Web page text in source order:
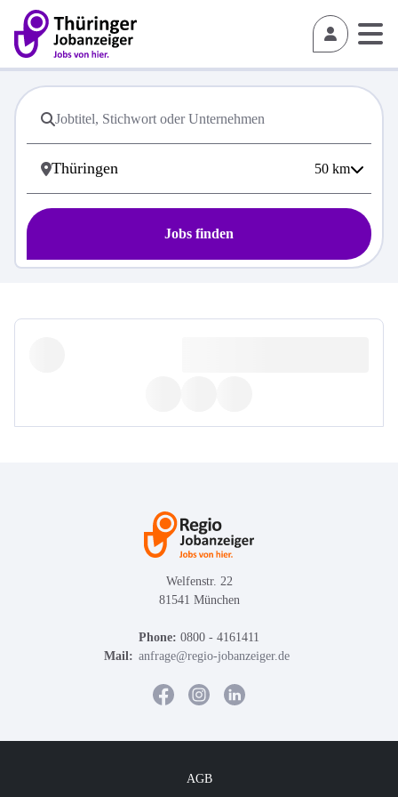
50 km
Jobs finden
Welfenstr. 22
81541 München
Phone: 0800 - 4161411
Mail: anfrage@regio-jobanzeiger.de
AGB